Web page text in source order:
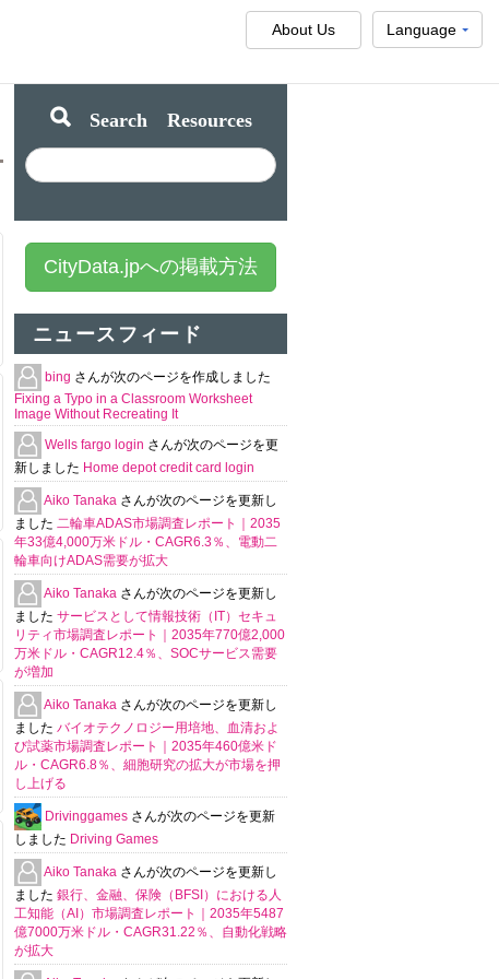
Language
About Us
Search Resources
CityData.jpへの掲載方法
ニュースフィード
bing さんが次のページを作成しました
Fixing a Typo in a Classroom Worksheet
Image Without Recreating It
Wells fargo login さんが次のページを更
新しました Home depot credit card login
Aiko Tanaka さんが次のページを更新し
ました 二輪車ADAS市場調査レポート｜2035
年33億4,000万米ドル・CAGR6.3％、電動二
輪車向けADAS需要が拡大
Aiko Tanaka さんが次のページを更新し
ました サービスとして情報技術（IT）セキュ
リティ市場調査レポート｜2035年770億2,000
万米ドル・CAGR12.4％、SOCサービス需要
が増加
Aiko Tanaka さんが次のページを更新し
ました バイオテクノロジー用培地、血清およ
び試薬市場調査レポート｜2035年460億米ド
ル・CAGR6.8％、細胞研究の拡大が市場を押
し上げる
Drivinggames さんが次のページを更新
しました Driving Games
Aiko Tanaka さんが次のページを更新し
ました 銀行、金融、保険（BFSI）における人
工知能（AI）市場調査レポート｜2035年5487
億7000万米ドル・CAGR31.22％、自動化戦略
が拡大